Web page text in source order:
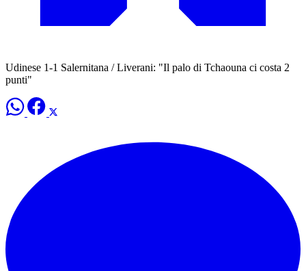
Udinese 1-1 Salernitana / Liverani: "Il palo di Tchaouna ci costa 2
punti"